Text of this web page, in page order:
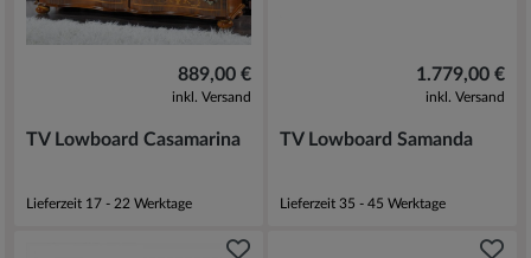
889,00 €
inkl. Versand
TV Lowboard Casamarina
Lieferzeit 17 - 22 Werktage
1.779,00 €
inkl. Versand
TV Lowboard Samanda
Lieferzeit 35 - 45 Werktage